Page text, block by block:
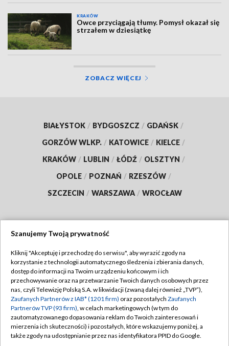
KRAKÓW
Owce przyciągają tłumy. Pomysł okazał się
strzałem w dziesiątkę
ZOBACZ WIĘCEJ
BIAŁYSTOK / BYDGOSZCZ / GDAŃSK /
GORZÓW WLKP. / KATOWICE / KIELCE /
KRAKÓW / LUBLIN / ŁÓDŹ / OLSZTYN /
OPOLE / POZNAŃ / RZESZÓW /
SZCZECIN / WARSZAWA / WROCŁAW
TVP
Abonament TVP
Emisja w TVP
Centrum informacji TVP
Naziemna Telewizja Cyfrowa
Regulamin TVP
Polityka prywatności
Moje zgody
Pomoc
Szanujemy Twoją prywatność
Kliknij "Akceptuję i przechodzę do serwisu", aby wyrazić zgody na
korzystanie z technologii automatycznego śledzenia i zbierania danych,
dostęp do informacji na Twoim urządzeniu końcowym i ich
przechowywanie oraz na przetwarzanie Twoich danych osobowych przez
nas, czyli Telewizję Polską S.A. w likwidacji (zwaną dalej również „TVP”),
Zaufanych Partnerów z IAB* (1201 firm) oraz pozostałych Zaufanych
Partnerów TVP (93 firm), w celach marketingowych (w tym do
zautomatyzowanego dopasowania reklam do Twoich zainteresowań i
mierzenia ich skuteczności) i pozostałych, które wskazujemy poniżej, a
także zgody na udostępnianie przez nas identyfikatora PPID do Google.